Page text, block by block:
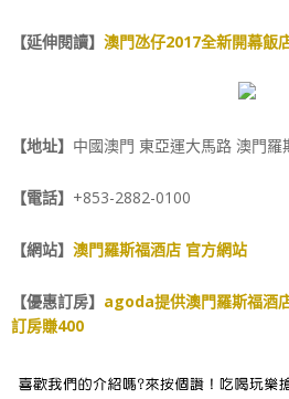
【延伸閱讀】 澳門氹仔2017全新開幕飯
【地址】 中國澳門 東亞運大馬路 澳門羅
【電話】 +853-2882-0100
【網站】 澳門羅斯福酒店 官方網站
【優惠訂房】 agoda提供澳門羅斯福酒
訂房賺400